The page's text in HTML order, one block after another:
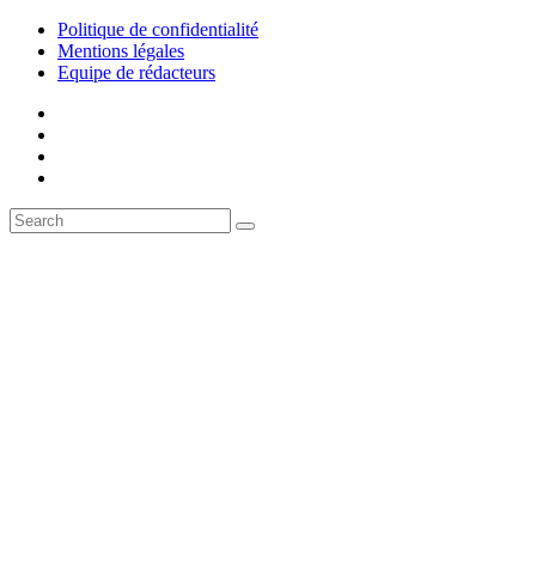
Politique de confidentialité
Mentions légales
Equipe de rédacteurs